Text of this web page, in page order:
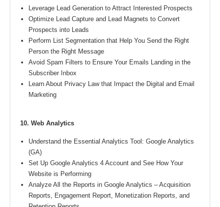
Leverage Lead Generation to Attract Interested Prospects
Optimize Lead Capture and Lead Magnets to Convert
Prospects into Leads
Perform List Segmentation that Help You Send the Right
Person the Right Message
Avoid Spam Filters to Ensure Your Emails Landing in the
Subscriber Inbox
Learn About Privacy Law that Impact the Digital and Email
Marketing
10. Web Analytics
Understand the Essential Analytics Tool: Google Analytics
(GA)
Set Up Google Analytics 4 Account and See How Your
Website is Performing
Analyze All the Reports in Google Analytics – Acquisition
Reports, Engagement Report, Monetization Reports, and